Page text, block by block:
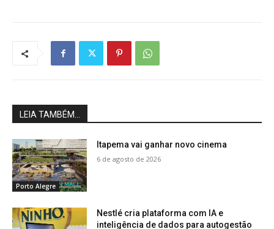
LEIA TAMBÉM...
Porto Alegre
Itapema vai ganhar novo cinema
6 de agosto de 2026
Nestlé cria plataforma com IA e
inteligência de dados para autogestão